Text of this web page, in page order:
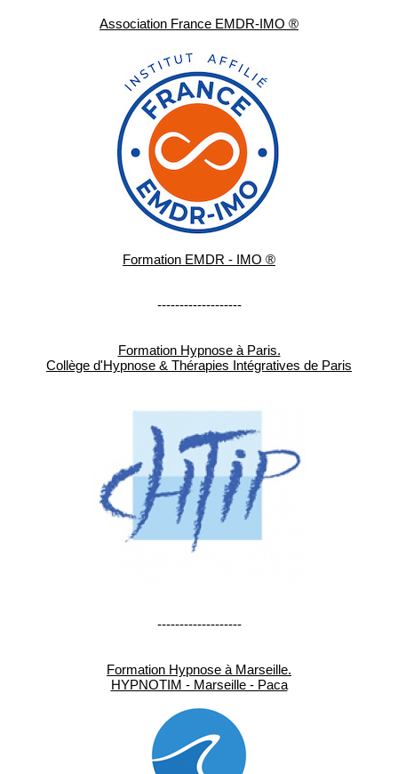
Association France EMDR-IMO ®
Formation EMDR - IMO ®
-------------------
Formation Hypnose à Paris.
Collège d'Hypnose & Thérapies Intégratives de Paris
-------------------
Formation Hypnose à Marseille.
HYPNOTIM - Marseille - Paca